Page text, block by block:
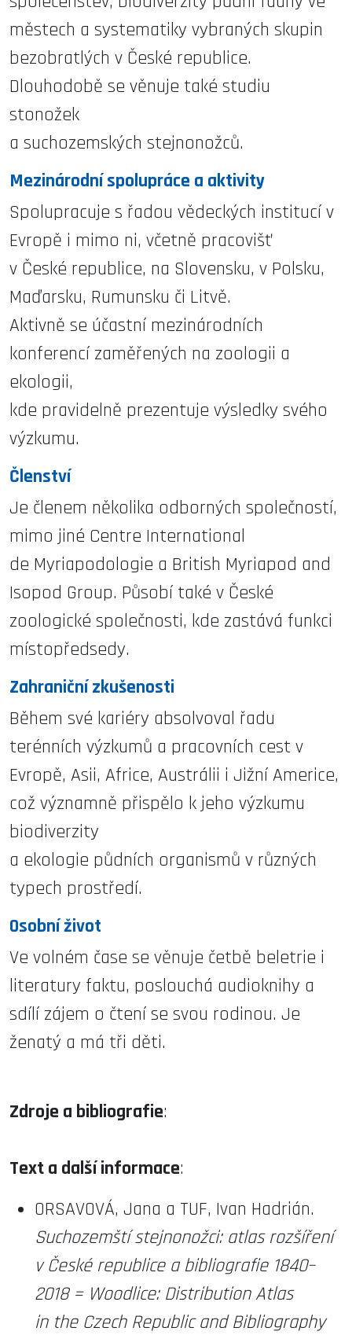
městech a systematiky vybraných skupin
bezobratlých v České republice.
Dlouhodobě se věnuje také studiu
stonožek
a suchozemských stejnonožců.
Mezinárodní spolupráce a aktivity
Spolupracuje s řadou vědeckých institucí v
Evropě i mimo ni, včetně pracovišť
v České republice, na Slovensku, v Polsku,
Maďarsku, Rumunsku či Litvě.
Aktivně se účastní mezinárodních
konferencí zaměřených na zoologii a
ekologii,
kde pravidelně prezentuje výsledky svého
výzkumu.
Členství
Je členem několika odborných společností,
mimo jiné Centre International
de Myriapodologie a British Myriapod and
Isopod Group. Působí také v České
zoologické společnosti, kde zastává funkci
místopředsedy.
Zahraniční zkušenosti
Během své kariéry absolvoval řadu
terénních výzkumů a pracovních cest v
Evropě, Asii, Africe, Austrálii i Jižní Americe,
což významně přispělo k jeho výzkumu
biodiverzity
a ekologie půdních organismů v různých
typech prostředí.
Osobní život
Ve volném čase se věnuje četbě beletrie i
literatury faktu, poslouchá audioknihy a
sdílí zájem o čtení se svou rodinou. Je
ženatý a má tři děti.
Zdroje a bibliografie:
Text a další informace:
ORSAVOVÁ, Jana a TUF, Ivan Hadrián.
Suchozemští stejnonožci: atlas rozšíření
v České republice a bibliografie 1840–
2018 = Woodlice: Distribution Atlas
in the Czech Republic and Bibliography